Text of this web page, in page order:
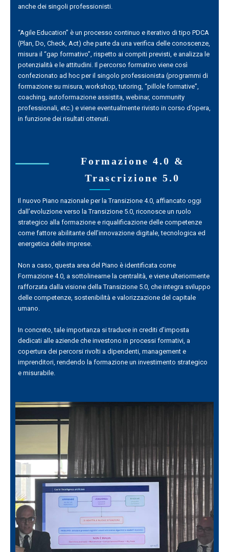
anche dei singoli professionisti.
“Agile Education” è un processo continuo e iterativo di tipo PDCA
(Plan, Do, Check, Act) che parte da una verifica delle conoscenze,
misura il “gap formativo”, rispetto ai compiti previsti, e analizza le
potenzialità e le attitudini. Il percorso formativo viene così
confezionato ad hoc per il singolo professionista (programmi di
formazione su misura, workshop, tutoring, “pillole formative”,
coaching, autoformazione assistita, webinar, community
professionali, etc.) e viene eventualmente rivisto in corso d’opera,
in funzione dei risultati ottenuti.
Formazione 4.0 &
Trascrizione 5.0
Il nuovo Piano nazionale per la Transizione 4.0, affiancato oggi
dall’evoluzione verso la Transizione 5.0, riconosce un ruolo
strategico alla formazione e riqualificazione delle competenze
come fattore abilitante dell’innovazione digitale, tecnologica ed
energetica delle imprese.
Non a caso, questa area del Piano è identificata come
Formazione 4.0, a sottolinearne la centralità, e viene ulteriormente
rafforzata dalla visione della Transizione 5.0, che integra sviluppo
delle competenze, sostenibilità e valorizzazione del capitale
umano.
In concreto, tale importanza si traduce in crediti d’imposta
dedicati alle aziende che investono in processi formativi, a
copertura dei percorsi rivolti a dipendenti, management e
imprenditori, rendendo la formazione un investimento strategico
e misurabile.